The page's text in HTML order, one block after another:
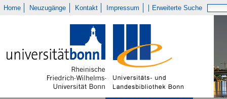
Home Neuzugänge Kontakt Impressum Erweiterte Suche